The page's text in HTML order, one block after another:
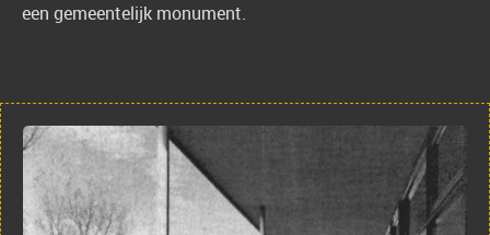
een gemeentelijk monument.